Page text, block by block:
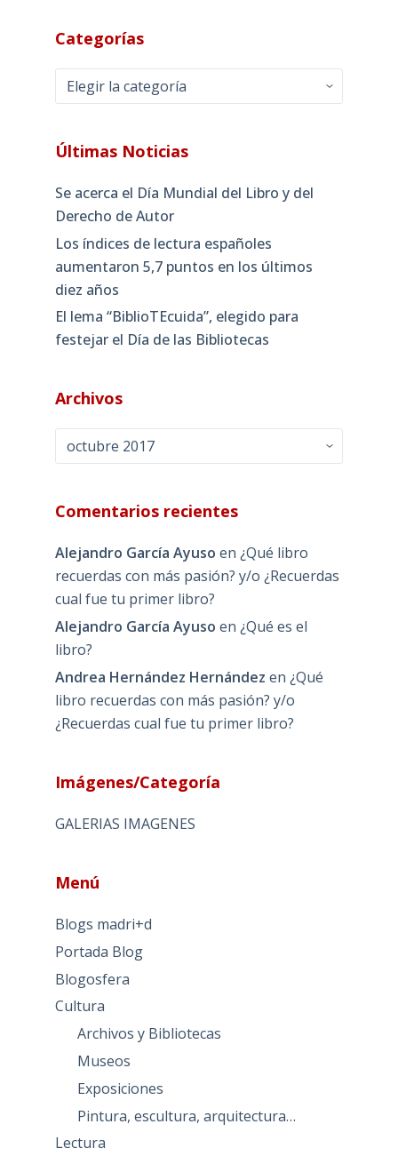
Categorías
Categorías
Últimas Noticias
Se acerca el Día Mundial del Libro y del
Derecho de Autor
Los índices de lectura españoles
aumentaron 5,7 puntos en los últimos
diez años
El lema “BiblioTEcuida”, elegido para
festejar el Día de las Bibliotecas
Archivos
Archivos
Comentarios recientes
Alejandro García Ayuso en ¿Qué libro
recuerdas con más pasión? y/o ¿Recuerdas
cual fue tu primer libro?
Alejandro García Ayuso en ¿Qué es el
libro?
Andrea Hernández Hernández en ¿Qué
libro recuerdas con más pasión? y/o
¿Recuerdas cual fue tu primer libro?
Imágenes/Categoría
GALERIAS IMAGENES
Menú
Blogs madri+d
Portada Blog
Blogosfera
Cultura
Archivos y Bibliotecas
Museos
Exposiciones
Pintura, escultura, arquitectura…
Lectura